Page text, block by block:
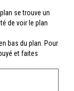
se trouve un
de voir le plan
bas du plan. Pour
et faites